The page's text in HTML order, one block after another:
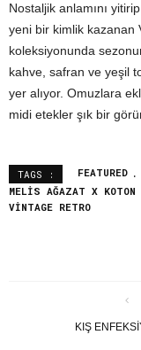
Nostaljik anlamını
yeni bir kimlik kazanan
koleksiyonunda
kahve, safran ve yeşil
yer alıyor. Omuzlara
midi etekler şık bir
TAGS : FEATURED
MELIS AĞAZAT X KOTON
VINTAGE RETRO
KIŞ